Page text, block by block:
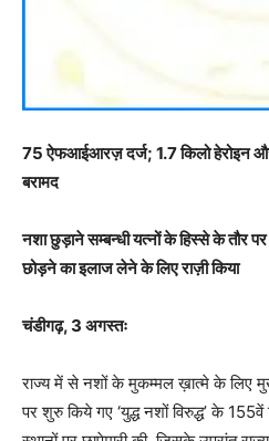
75 ऐफआईआरज़ दर्ज; 1.7 किलो हेरोइन
बरामद
नशा छुड़ाने सम्बन्धी यत्नों के हिस्से के तौर
छोड़ने का इलाज लेने के लिए राज़ी किया
चंडीगढ़, 3 अगस्तः
राज्य में से नशों के मुकम्मल ख़ात्मे के लिए
पर शुरु किये गए ‘युद्ध नशों विरुद्ध’ के